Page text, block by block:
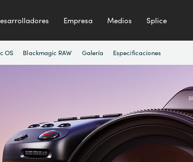
Empresa Medios Splice
OS Blackmagic RAW Galería Especificaciones